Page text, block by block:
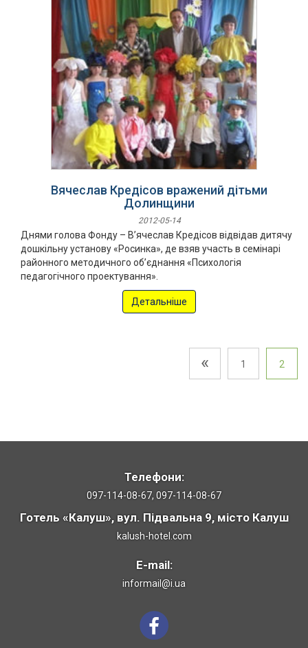
Вячеслав Кредісов вражений дітьми
Долинщини
2012-05-14
Днями голова Фонду – В’ячеслав Кредісов відвідав дитячу
дошкільну установу «Росинка», де взяв участь в семінарі
районного методичного об’єднання «Психологія
педагогічного проектування».
Детальніше
« 1 2
Телефони:
097-114-08-67, 097-114-08-67
Готель «Калуш», вул. Підвальна 9, місто Калуш
kalush-hotel.com
E-mail:
informail@i.ua